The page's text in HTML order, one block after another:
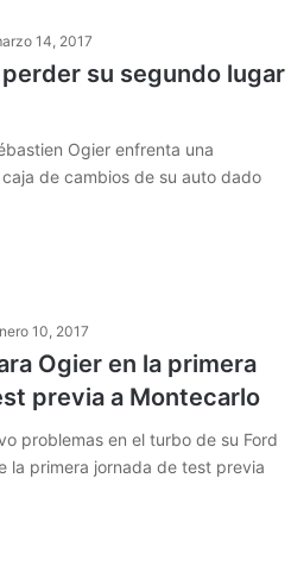
14, 2017
su segundo lugar
Ogier enfrenta una
de cambios de su auto dado
10, 2017
Ogier en la primera
previa a Montecarlo
problemas en el turbo de su Ford
la primera jornada de test previa